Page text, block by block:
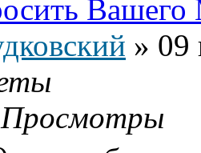
» 09
Просмотры